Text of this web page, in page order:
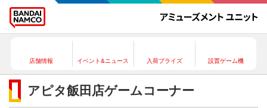
店舗情報 イベント&ニュース 入荷プライズ 設置ゲーム機
アピタ飯田店ゲームコーナー